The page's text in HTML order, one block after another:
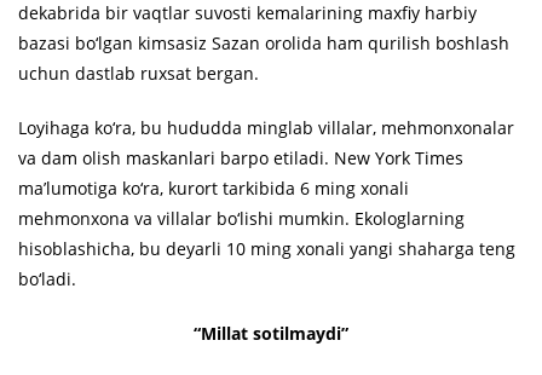
dekabrida bir vaqtlar suvosti kemalarining maxfiy harbiy
bazasi bo‘lgan kimsasiz Sazan orolida ham qurilish boshlash
uchun dastlab ruxsat bergan.
Loyihaga ko‘ra, bu hududda minglab villalar, mehmonxonalar
va dam olish maskanlari barpo etiladi. New York Times
ma’lumotiga ko‘ra, kurort tarkibida 6 ming xonali
mehmonxona va villalar bo‘lishi mumkin. Ekologlarning
hisoblashicha, bu deyarli 10 ming xonali yangi shaharga teng
bo‘ladi.
“Millat sotilmaydi”